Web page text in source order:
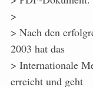
>
> Nach den
2003 hat das
> Internationale
erreicht und geht